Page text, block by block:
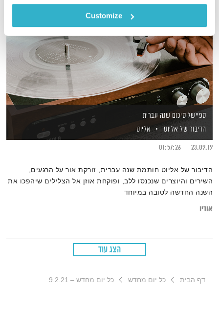
Customize
ספיישל סיכום שנה עברית
הדיבור של אליוט
אליוט
23.09.19
01:57:26
הדיבור של אליוט חותמת שנה עברית, זורקת אור על הרגעים,
השירים והיוצרים שנכנסו ללב, ופוקחת אוזן אל הצלילים שיהפכו את
השנה החדשה לטובה במיוחד
אודיו
הצג עוד
דף הבית כל יום מחדש כל יום מחדש – 9.2.21